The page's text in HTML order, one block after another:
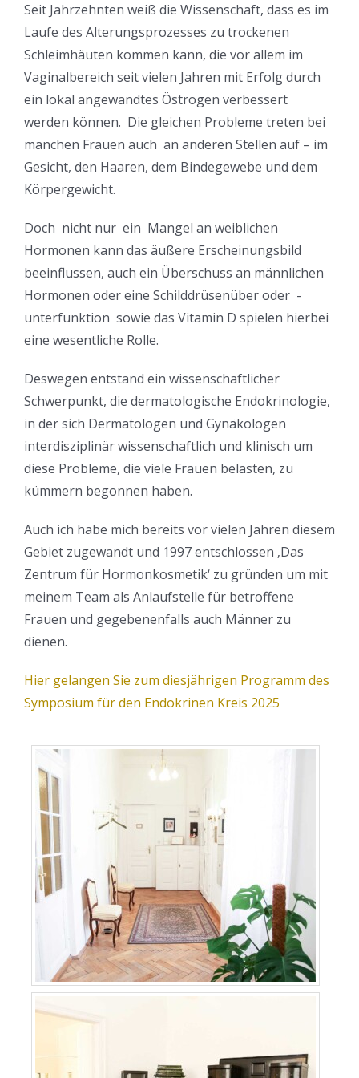
Seit Jahrzehnten weiß die Wissenschaft, dass es im
Laufe des Alterungsprozesses zu trockenen
Schleimhäuten kommen kann, die vor allem im
Vaginalbereich seit vielen Jahren mit Erfolg durch
ein lokal angewandtes Östrogen verbessert
werden können. Die gleichen Probleme treten bei
manchen Frauen auch an anderen Stellen auf – im
Gesicht, den Haaren, dem Bindegewebe und dem
Körpergewicht.
Doch nicht nur ein Mangel an weiblichen
Hormonen kann das äußere Erscheinungsbild
beeinflussen, auch ein Überschuss an männlichen
Hormonen oder eine Schilddrüsenüber oder -
unterfunktion sowie das Vitamin D spielen hierbei
eine wesentliche Rolle.
Deswegen entstand ein wissenschaftlicher
Schwerpunkt, die dermatologische Endokrinologie,
in der sich Dermatologen und Gynäkologen
interdisziplinär wissenschaftlich und klinisch um
diese Probleme, die viele Frauen belasten, zu
kümmern begonnen haben.
Auch ich habe mich bereits vor vielen Jahren diesem
Gebiet zugewandt und 1997 entschlossen ‚Das
Zentrum für Hormonkosmetik‘ zu gründen um mit
meinem Team als Anlaufstelle für betroffene
Frauen und gegebenenfalls auch Männer zu
dienen.
Hier gelangen Sie zum diesjährigen Programm des
Symposium für den Endokrinen Kreis 2025